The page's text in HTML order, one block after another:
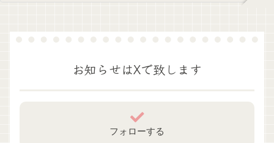
お知らせはXで致します
フォローする